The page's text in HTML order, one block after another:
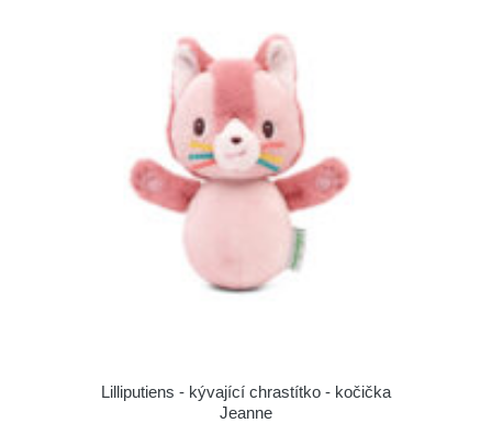
Lilliputiens - kývající chrastítko - kočička
Jeanne